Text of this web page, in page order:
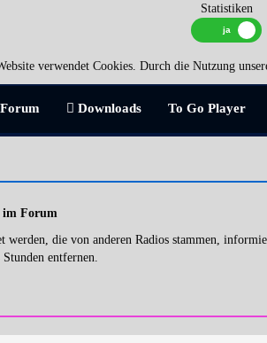
Statistiken
verwendet Cookies. Durch die Nutzung
Forum Downloads To Go Player
im Forum
werden, die von anderen Radios stammen,
entfernen.